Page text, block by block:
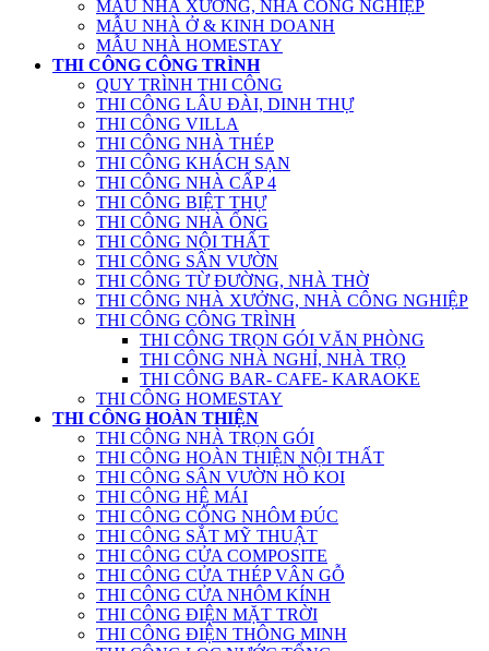
MẪU NHÀ XƯỞNG, NHÀ CÔNG NGHIỆP
MẪU NHÀ Ở & KINH DOANH
MẪU NHÀ HOMESTAY
THI CÔNG CÔNG TRÌNH
QUY TRÌNH THI CÔNG
THI CÔNG LÂU ĐÀI, DINH THỰ
THI CÔNG VILLA
THI CÔNG NHÀ THÉP
THI CÔNG KHÁCH SẠN
THI CÔNG NHÀ CẤP 4
THI CÔNG BIỆT THỰ
THI CÔNG NHÀ ỐNG
THI CÔNG NỘI THẤT
THI CÔNG SÂN VƯỜN
THI CÔNG TỪ ĐƯỜNG, NHÀ THỜ
THI CÔNG NHÀ XƯỞNG, NHÀ CÔNG NGHIỆP
THI CÔNG CÔNG TRÌNH
THI CÔNG TRỌN GÓI VĂN PHÒNG
THI CÔNG NHÀ NGHỈ, NHÀ TRỌ
THI CÔNG BAR- CAFE- KARAOKE
THI CÔNG HOMESTAY
THI CÔNG HOÀN THIỆN
THI CÔNG NHÀ TRỌN GÓI
THI CÔNG HOÀN THIỆN NỘI THẤT
THI CÔNG SÂN VƯỜN HỒ KOI
THI CÔNG HỆ MÁI
THI CÔNG CỔNG NHÔM ĐÚC
THI CÔNG SẮT MỸ THUẬT
THI CÔNG CỬA COMPOSITE
THI CÔNG CỬA THÉP VÂN GỖ
THI CÔNG CỬA NHÔM KÍNH
THI CÔNG ĐIỆN MẶT TRỜI
THI CÔNG ĐIỆN THÔNG MINH